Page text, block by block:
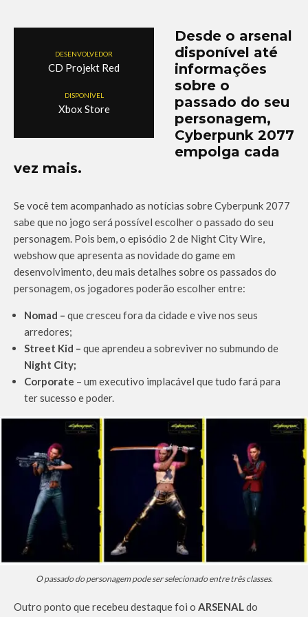
DESENVOLVEDOR
CD Projekt Red
DISPONÍVEL
Xbox Store
Desde o arsenal
disponível até
informações
sobre o
passado do seu
personagem,
Cyberpunk 2077
empolga cada
vez mais.
Se você tem acompanhado as notícias sobre Cyberpunk 2077
sabe que no jogo será possível escolher o passado do seu
personagem. Pois bem, o episódio 2 de Night City Wire,
webshow que apresenta as novidade do game em
desenvolvimento, deu mais detalhes sobre os passados do
personagem, os jogadores poderão escolher entre:
Nomad – que cresceu fora da cidade e vive nos seus
arredores;
Street Kid – que aprendeu a sobreviver no submundo de
Night City;
Corporate – um executivo implacável que tudo fará para
ter sucesso e poder.
O passado do personagem pode ser selecionado entre três classes.
Outro ponto que recebeu destaque foi o ARSENALdo